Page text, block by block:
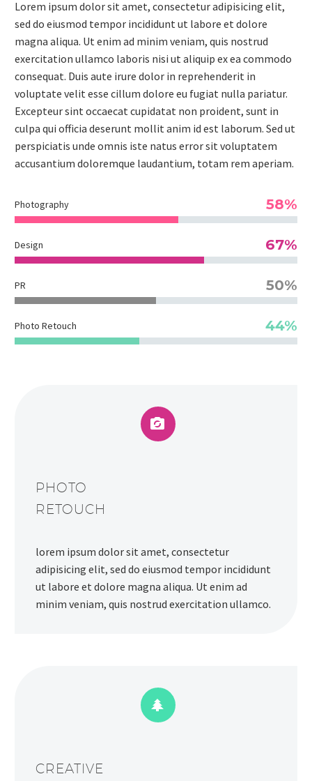
Lorem ipsum dolor sit amet, consectetur adipisicing elit,
sed do eiusmod tempor incididunt ut labore et dolore
magna aliqua. Ut enim ad minim veniam, quis nostrud
exercitation ullamco laboris nisi ut aliquip ex ea commodo
consequat. Duis aute irure dolor in reprehenderit in
voluptate velit esse cillum dolore eu fugiat nulla pariatur.
Excepteur sint occaecat cupidatat non proident, sunt in
culpa qui officia deserunt mollit anim id est laborum. Sed ut
perspiciatis unde omnis iste natus error sit voluptatem
accusantium doloremque laudantium, totam rem aperiam.
Photography 58%
Design 67%
PR 50%
Photo Retouch 44%


PHOTO
RETOUCH
lorem ipsum dolor sit amet, consectetur
adipisicing elit, sed do eiusmod tempor incididunt
ut labore et dolore magna aliqua. Ut enim ad
minim veniam, quis nostrud exercitation ullamco.


CREATIVE